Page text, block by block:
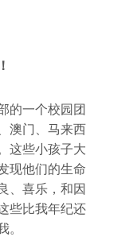
的一个校园团
澳门、马来西
这些小孩子大
现他们的生命
、喜乐，和因
些比我年纪还